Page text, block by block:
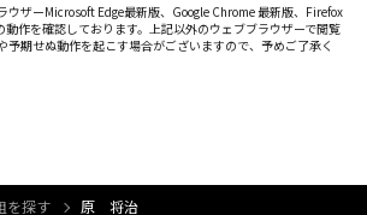
ウザーMicrosoft Edge最新版、Google Chrome 最新版、Firefox
作を確認しております。上記以外のウェブブラウザーで閲覧
予期せぬ動作を起こす場合がございますので、予めご了承く
を探す 原 将治